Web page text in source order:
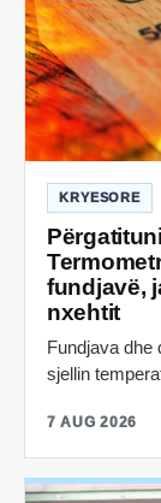
KRYESORE
fundjavë,
nxehtit
Fundjava dhe
sjellin
7 AUG 2026